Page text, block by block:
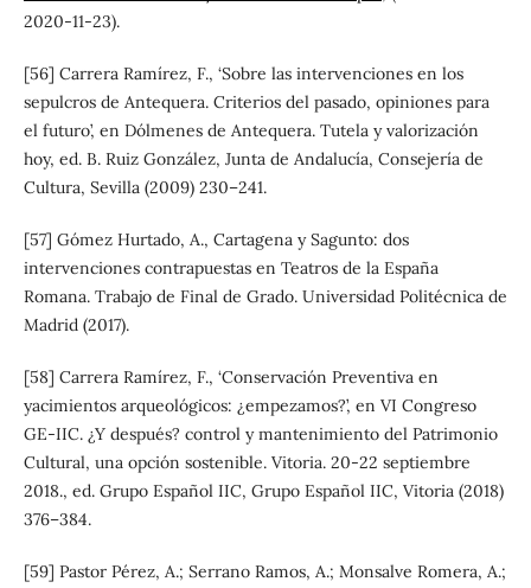
2020-11-23).
[56] Carrera Ramírez, F., ‘Sobre las intervenciones en los
sepulcros de Antequera. Criterios del pasado, opiniones para
el futuro’, en Dólmenes de Antequera. Tutela y valorización
hoy, ed. B. Ruiz González, Junta de Andalucía, Consejería de
Cultura, Sevilla (2009) 230–241.
[57] Gómez Hurtado, A., Cartagena y Sagunto: dos
intervenciones contrapuestas en Teatros de la España
Romana. Trabajo de Final de Grado. Universidad Politécnica de
Madrid (2017).
[58] Carrera Ramírez, F., ‘Conservación Preventiva en
yacimientos arqueológicos: ¿empezamos?’, en VI Congreso
GE-IIC. ¿Y después? control y mantenimiento del Patrimonio
Cultural, una opción sostenible. Vitoria. 20-22 septiembre
2018., ed. Grupo Español IIC, Grupo Español IIC, Vitoria (2018)
376–384.
[59] Pastor Pérez, A.; Serrano Ramos, A.; Monsalve Romera, A.;